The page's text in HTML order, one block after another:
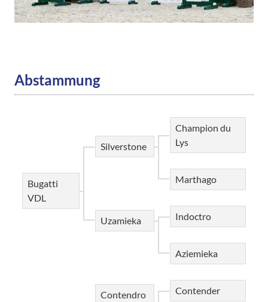
Abstammung
Bugatti
VDL
Silverstone
Uzamieka
Contendro
Champion du
Lys
Marthago
Indoctro
Aziemieka
Contender